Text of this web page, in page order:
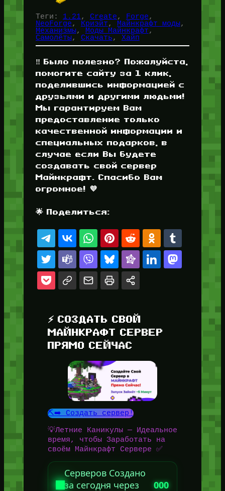
Теги: 1.21, Create, Forge
NeoForge, Криэйт, Майнкрафт моды
Механизмы, Моды Майнкрафт
Самолёты, Скачать, Хайп
‼️ Было полезно? Пожалуйста,
помогите сайту за 1 клик,
поделившись информацией с
друзьями и другими людьми!
Мы гарантируем Вам
предоставление только
качественной информации и
специальных подарков, в
случае если Вы будете
создавать свой сервер
Майнкрафт. Спасибо Вам
огромное! 💜
🌟 Поделиться:
⚡ СОЗДАТЬ СВОЙ
МАЙНКРАФТ СЕРВЕР
ПРЯМО СЕЙЧАС
⛏️➡️ Создать сервер!
💡Летние Каникулы — Идеальное
время, чтобы Заработать на
своём Майнкрафт Сервере ✅
Серверов Создано
за сегодня через
000